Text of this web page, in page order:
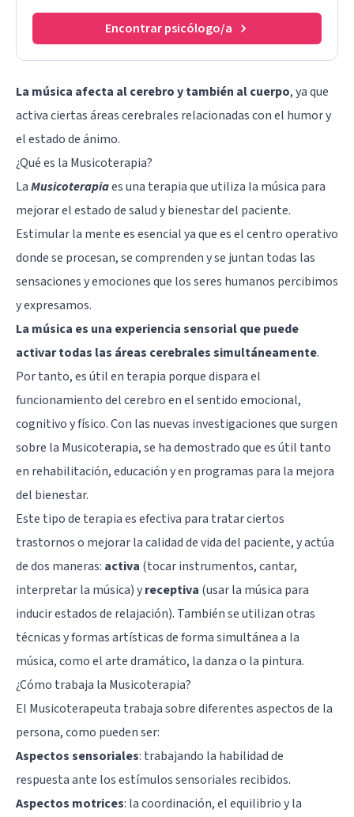
Encontrar psicólogo/a
La música afecta al cerebro y también al cuerpo, ya que
activa ciertas áreas cerebrales relacionadas con el humor y
el estado de ánimo.
¿Qué es la Musicoterapia?
LaMusicoterapiaes una terapia que utiliza la música para
mejorar el estado de salud y bienestar del paciente.
Estimular la mente es esencial ya que es el centro operativo
donde se procesan, se comprenden y se juntan todas las
sensaciones y emociones que los seres humanos percibimos
y expresamos.
La música es una experiencia sensorial que puede
activar todas las áreas cerebrales simultáneamente.
Por tanto, es útil en terapia porque dispara el
funcionamiento del cerebro en el sentido emocional,
cognitivo y físico. Con las nuevas investigaciones que surgen
sobre la Musicoterapia, se ha demostrado que es útil tanto
en rehabilitación, educación y en programas para la mejora
del bienestar.
Este tipo de terapia es efectiva para tratar ciertos
trastornos o mejorar la calidad de vida del paciente, y actúa
de dos maneras: activa (tocar instrumentos, cantar,
interpretar la música) yreceptiva (usar la música para
inducir estados de relajación). También se utilizan otras
técnicas y formas artísticas de forma simultánea a la
música, como el arte dramático, la danza o la pintura.
¿Cómo trabaja la Musicoterapia?
El Musicoterapeuta trabaja sobre diferentes aspectos de la
persona, como pueden ser:
Aspectos sensoriales: trabajando la habilidad de
respuesta ante los estímulos sensoriales recibidos.
Aspectos motrices: la coordinación, el equilibrio y la